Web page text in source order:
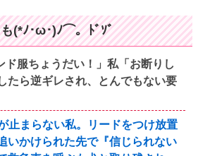
(*ﾉ･ω･)ﾉ⌒。ﾄﾞｿﾞ
ド服ちょうだい！」私「お断りし
たら逆ギレされ、とんでもない要
止まらない私。リードをつけ放置
いかけられた先で『信じられない